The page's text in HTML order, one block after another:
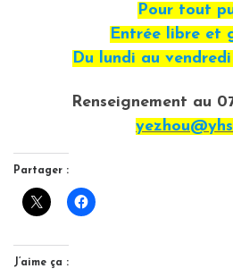
Pour tout
Entrée libre et
Du lundi au vendredi
Renseignement au
Partager :
J’aime ça :